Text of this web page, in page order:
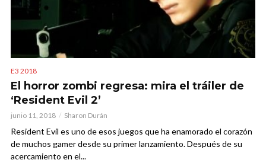
E3 2018
El horror zombi regresa: mira el tráiler de
‘Resident Evil 2’
junio 11, 2018 Sharon Durán
Resident Evil es uno de esos juegos que ha enamorado el corazón
de muchos gamer desde su primer lanzamiento. Después de su
acercamiento en el...